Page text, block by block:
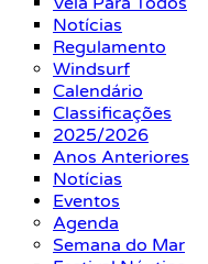
Notícias
Regulamento
Windsurf
Calendário
Classificações
2025/2026
Anos Anteriores
Notícias
Eventos
Agenda
Semana do Mar